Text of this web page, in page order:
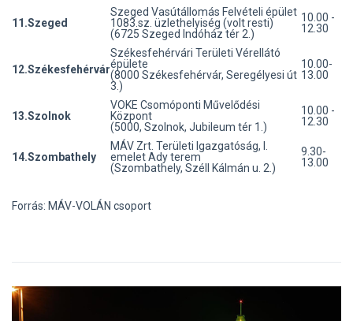
11.Szeged
Szeged Vasútállomás Felvételi épület
1083.sz. üzlethelyiség (volt resti)
(6725 Szeged Indóház tér 2.)
10.00 -
12.30
12.Székesfehérvár
Székesfehérvári Területi Vérellátó
épülete
(8000 Székesfehérvár, Seregélyesi út
3.)
10.00-
13.00
13.Szolnok
VOKE Csomóponti Művelődési
Központ
(5000, Szolnok, Jubileum tér 1.)
10.00 -
12.30
14.Szombathely
MÁV Zrt. Területi Igazgatóság, I.
emelet Ady terem
(Szombathely, Széll Kálmán u. 2.)
9.30-
13.00
Forrás: MÁV-VOLÁN csoport